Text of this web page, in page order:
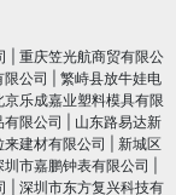
重庆笠光航商贸有限公
公司
繁峙县放牛娃电
京乐成嘉业塑料模具有限
限公司
山东路易达新
建材有限公司
新城区
圳市嘉鹏钟表有限公司
深圳市东方复兴科技有